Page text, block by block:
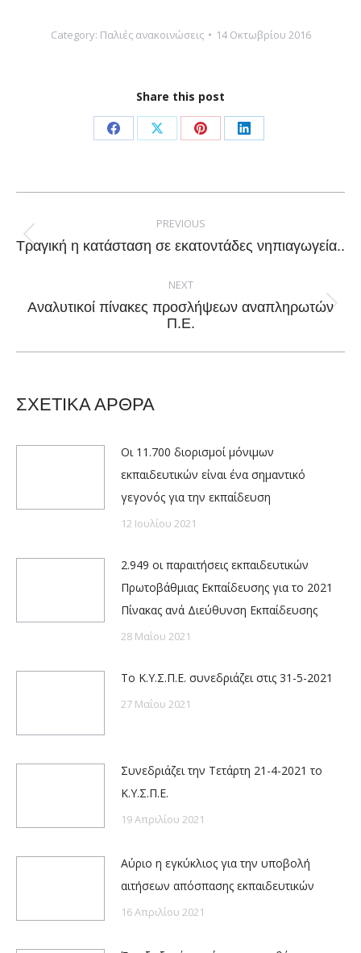
Category: Παλιές ανακοινώσεις 14 Οκτωβρίου 2016
Share this post
Share
Facebook
Share
X
Share
Pinterest
Share
LinkedIn
navigation
PREVIOUS
Previous
Τραγική η κατάσταση σε εκατοντάδες νηπιαγωγεία..
NEXT
Next
Αναλυτικοί πίνακες προσλήψεων αναπληρωτών
Π.Ε.
ΣΧΕΤΙΚΑ ΑΡΘΡΑ
Οι 11.700 διορισμοί μόνιμων
εκπαιδευτικών είναι ένα σημαντικό
γεγονός για την εκπαίδευση
12 Ιουλίου 2021
2.949 οι παραιτήσεις εκπαιδευτικών
Πρωτοβάθμιας Εκπαίδευσης για το 2021
Πίνακας ανά Διεύθυνση Εκπαίδευσης
28 Μαΐου 2021
Το Κ.Υ.Σ.Π.Ε. συνεδριάζει στις 31-5-2021
27 Μαΐου 2021
Συνεδριάζει την Τετάρτη 21-4-2021 το
Κ.Υ.Σ.Π.Ε.
19 Απριλίου 2021
Αύριο η εγκύκλιος για την υποβολή
αιτήσεων απόσπασης εκπαιδευτικών
16 Απριλίου 2021